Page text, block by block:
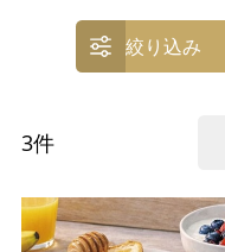
絞り込み
3件